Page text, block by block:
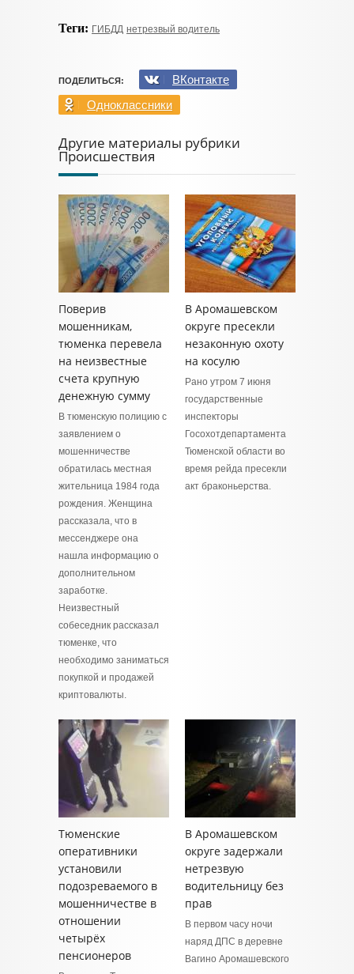
Теги: ГИБДД нетрезвый водитель
ПОДЕЛИТЬСЯ:
ВКонтакте
Одноклассники
Другие материалы рубрики
Происшествия
Поверив
мошенникам,
тюменка перевела
на неизвестные
счета крупную
денежную сумму
В тюменскую полицию с
заявлением о
мошенничестве
обратилась местная
жительница 1984 года
рождения. Женщина
рассказала, что в
мессенджере она
нашла информацию о
дополнительном
заработке.
Неизвестный
собеседник рассказал
тюменке, что
необходимо заниматься
покупкой и продажей
криптовалюты.
В Аромашевском
округе пресекли
незаконную охоту
на косулю
Рано утром 7 июня
государственные
инспекторы
Госохотдепартамента
Тюменской области во
время рейда пресекли
акт браконьерства.
Тюменские
оперативники
установили
подозреваемого в
мошенничестве в
отношении
четырёх
пенсионеров
В Аромашевском
округе задержали
нетрезвую
водительницу без
прав
В первом часу ночи
наряд ДПС в деревне
Вагино Аромашевского